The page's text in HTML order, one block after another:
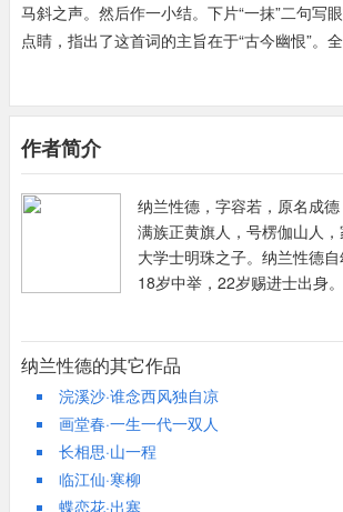
马斜之声。然后作一小结。下片“一抹”二句写
点睛，指出了这首词的主旨在于“古今幽恨”。
处更是点明主旨，加强语意，抒发情感。“身向
身向榆关那畔行”。“北风吹断马斜声。”“北风”
称“秋声”。唐苏颋《汾上惊秋》有：“北风吹白
绪逢摇落，秋声不可闻”。边地北风，从来都
杀之声，只会使人愁绪纷乱，心情悲伤。而纳
断马斜声”。听闻如此强劲，如此凛冽的北风
想而知。难怪他会感慨“深秋远塞若为情”。“一
斜日旧关城”以简古疏墨之笔勾勒了一幅充满
侧面。晚烟一抹，袅然升起，飘荡于天际，营
黄昏，落日半斜，没于旗杆，而关城依旧。词
让人想起王维的“大漠孤烟直，长河落日圆”以及
长烟落日孤城闭”。故而张草纫在《纳兰词笺注
的边塞词“写得精劲深雄，可以说是填补了词作
点”。然而平心而论，无论是“一抹晚烟荒戍垒
城”、“万帐穹庐人醉，星影要摇欲坠”，还是“
作者简介
纳兰性德，字容若，原名成
满族正黄旗人，号楞伽山人
大学士明珠之子。纳兰性德自
18岁中举，22岁赐进士出身
晋为一等，扈从于康熙身边
和《词韵正略》。词集《侧
24岁。另有《饮水词》、《通
法，精于书画鉴赏。纳兰性德
势如敝屣，视相府长子、御前
解脱的束缚。纳兰性德在清初
词风格近李煜，有清李后主之
约，哀感顽艳，格高韵远，独
纳兰性德的其它作品
浣溪沙·谁念西风独自凉
画堂春·一生一代一双人
长相思·山一程
临江仙·寒柳
蝶恋花·出塞